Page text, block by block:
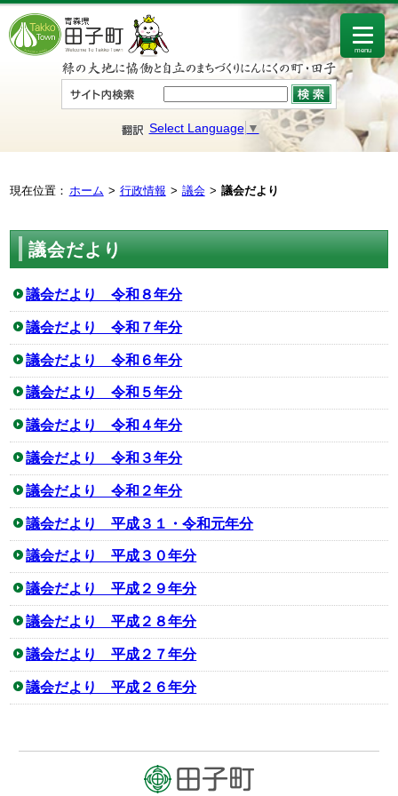
Select Language ▼
menu
現在位置： ホーム 行政情報 議会 議会だより
議会だより
議会だより 令和８年分
議会だより 令和７年分
議会だより 令和６年分
議会だより 令和５年分
議会だより 令和４年分
議会だより 令和３年分
議会だより 令和２年分
議会だより 平成３１・令和元年分
議会だより 平成３０年分
議会だより 平成２９年分
議会だより 平成２８年分
議会だより 平成２７年分
議会だより 平成２６年分